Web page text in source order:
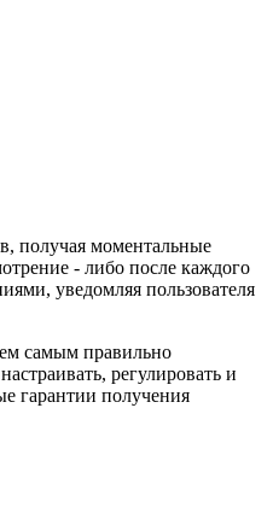
получая моментальные
- либо после каждого
уведомляя пользователя
самым правильно
регулировать и
гарантии получения